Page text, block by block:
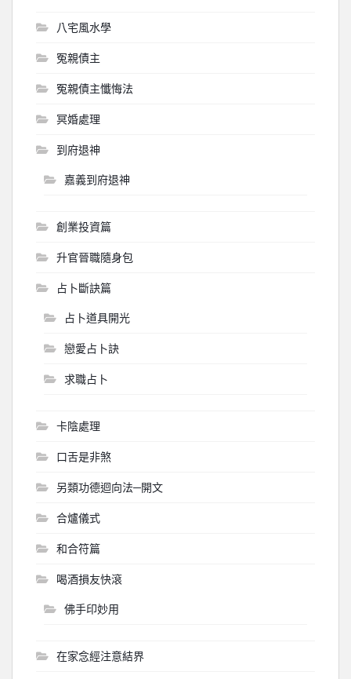
八宅風水學
冤親債主
冤親債主懺悔法
冥婚處理
到府退神
嘉義到府退神
創業投資篇
升官晉職隨身包
占卜斷訣篇
占卜道具開光
戀愛占卜訣
求職占卜
卡陰處理
口舌是非煞
另類功德迴向法─開文
合爐儀式
和合符篇
喝酒損友快滾
佛手印妙用
在家念經注意結界